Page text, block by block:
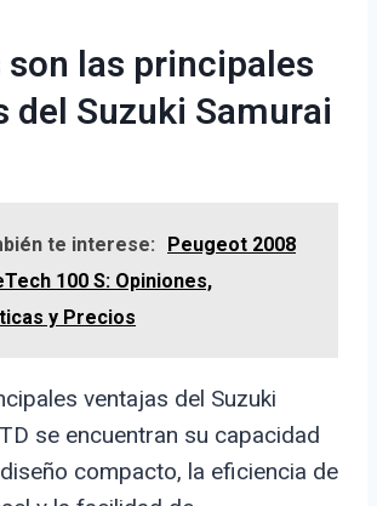
son las principales
del Suzuki Samurai
te interese:
Peugeot 2008
100 S: Opiniones,
y Precios
ventajas del Suzuki
se encuentran su capacidad
compacto, la eficiencia de